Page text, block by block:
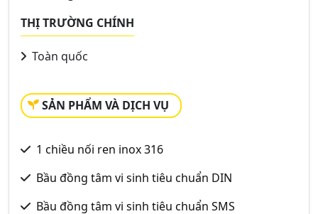
THỊ TRƯỜNG CHÍNH
Toàn quốc
SẢN PHẨM VÀ DỊCH VỤ
1 chiều nối ren inox 316
Bầu đồng tâm vi sinh tiêu chuẩn DIN
Bầu đồng tâm vi sinh tiêu chuẩn SMS